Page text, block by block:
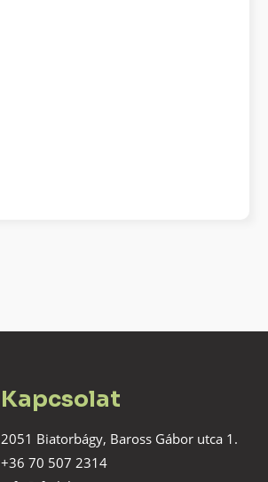
Kapcsolat
2051 Biatorbágy, Baross Gábor utca 1.
+36 70 507 2314